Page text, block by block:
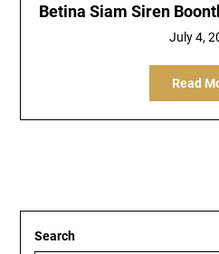
Betina Siam Siren
July 4,
Read
Search